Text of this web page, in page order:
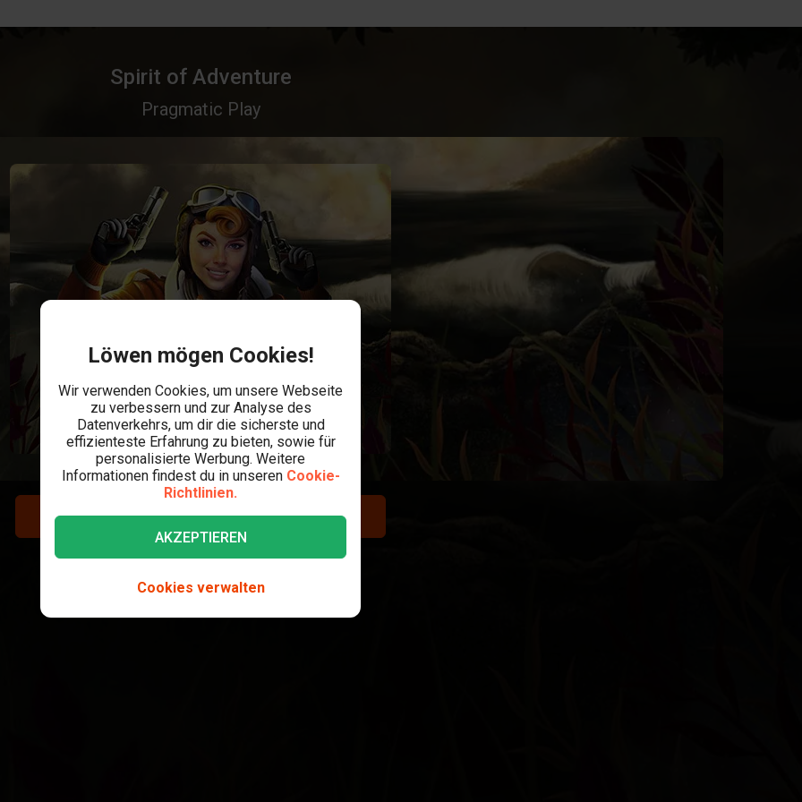
Spirit of Adventure
Pragmatic Play
REGISTRIEREN
Löwen mögen Cookies!
Wir verwenden Cookies, um unsere Webseite
zu verbessern und zur Analyse des
Datenverkehrs, um dir die sicherste und
effizienteste Erfahrung zu bieten, sowie für
personalisierte Werbung. Weitere
Informationen findest du in unseren Cookie-
Richtlinien.
AKZEPTIEREN
Cookies verwalten